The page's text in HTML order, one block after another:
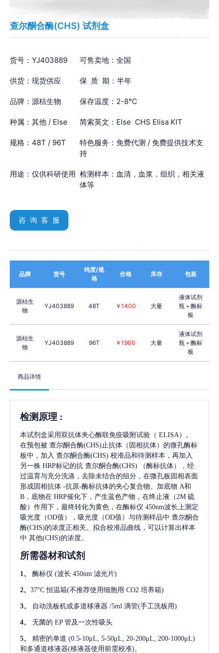
查尔酮合酶(CHS) 试剂盒
货号：YJ403889 可售卖地：全国
供货：现货供应 保 质 期：半年
品牌：源桔生物 保存温度：2-8℃
种属：其他 / Else 简索英文：Else CHS Elisa KIT
规格：48T / 96T
特色服务：免费代测 / 免费提供技术支
持
用途：仅供科研使用 检测样本：血清，血浆，组织，相关液
体等
咨 询 客 服
品牌 货号
纯度/规
格
价格 库存 包装
源桔生
物
YJ403889 48T ￥1400 大量
液体试剂
瓶＋酶标
板
源桔生
物
YJ403889 96T ￥1900 大量
液体试剂
瓶＋酶标
板
商品详情
检测原理 :
本试剂盒采用双抗体夹心酶联免疫吸附试验（ ELISA）。
在预包被 查尔酮合酶(CHS)止抗体（固相抗体）的微孔酶标
板中，加入 查尔酮合酶(CHS) 校准品和待测样本，再加入
另一株 HRP标记的抗 查尔酮合酶(CHS)
（酶标抗体），经
过温育与充分洗涤，去除未结合的组分，在微孔板固相表面
形成固相抗体 -抗原-酶标抗体的夹心复合物。加底物 A和
B，底物在 HRP催化下，产生蓝色产物，在终止液（2M 硫
酸）作用下，最终转化为黄色，在酶标仪 450nm波长上测定
吸光度（OD值），吸光度（OD值）与待测样品中 查尔酮合
酶(CHS)的浓度正相关。拟合校准品曲线，可以计算出样本
中 其他(CHS)的浓度。
所需器材和试剂
1、 酶标仪 (波长 450nm 滤光片)
2、 37°C 恒温箱(不推荐使用细胞用 CO2 培养箱)
3、 自动洗板机或多道移液器 /5ml 滴管(手工洗板用)
4、 无菌的 EP 管及一次性吸头
5、 精密的单道 (0.5-10μL, 5-50μL, 20-200μL, 200-1000μL)
和多通道移液器(移液器使用前需校准)。